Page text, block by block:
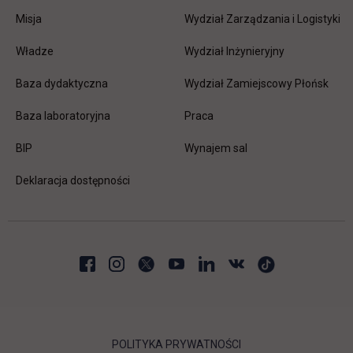
Misja
Władze
Baza dydaktyczna
Baza laboratoryjna
BIP
Deklaracja dostępności
Wydział Zarządzania i Logistyki
Wydział Inżynieryjny
Wydział Zamiejscowy Płońsk
Praca
Wynajem sal
POLITYKA PRYWATNOŚCI